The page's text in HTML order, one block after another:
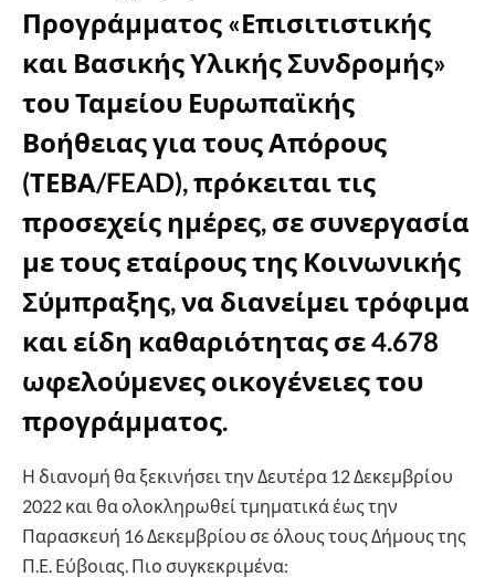
Προγράμματος «Επισιτιστικής
και Βασικής Υλικής Συνδρομής»
του Ταμείου Ευρωπαϊκής
Βοήθειας για τους Απόρους
(ΤΕΒΑ/FEAD), πρόκειται τις
προσεχείς ημέρες, σε συνεργασία
με τους εταίρους της Κοινωνικής
Σύμπραξης, να διανείμει τρόφιμα
και είδη καθαριότητας σε 4.678
ωφελούμενες οικογένειες του
προγράμματος.
Η διανομή θα ξεκινήσει την Δευτέρα 12 Δεκεμβρίου
2022 και θα ολοκληρωθεί τμηματικά έως την
Παρασκευή 16 Δεκεμβρίου σε όλους τους Δήμους της
Π.Ε. Εύβοιας. Πιο συγκεκριμένα: